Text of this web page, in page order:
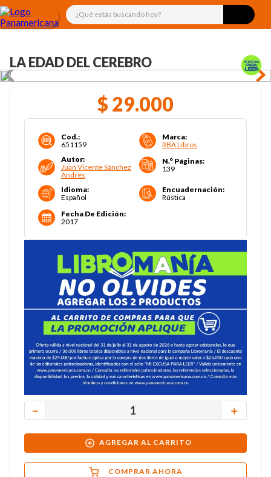
¿Qué estás buscando hoy?
LA EDAD DEL CEREBRO
$ 29.000
Cod.:
651159
Marca:
RBA Libros
Autor:
Juan Vicente Sánchez
Andrés
N.° Páginas:
139
Idioma:
Español
Encuadernación:
Rústica
Fecha De Edición:
2017
＋
－
AGREGAR AL CARRITO
COMPRAR AHORA